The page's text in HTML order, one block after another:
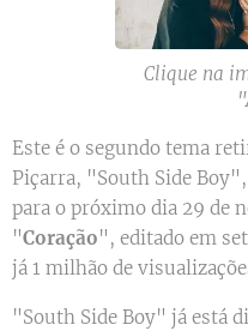
Clique na
Este é o segundo tema
Piçarra, "South Side
para o próximo dia 29 de
"Coração", editado em
já 1 milhão de
"South Side Boy" já está